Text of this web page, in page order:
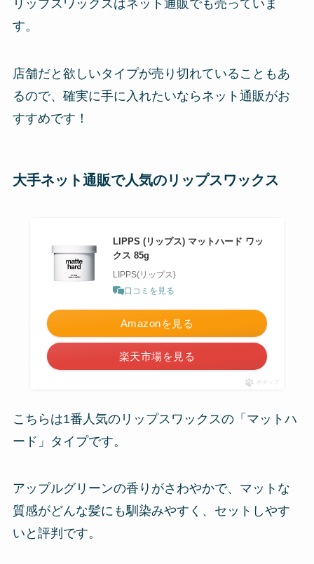
リップスワックスはネット通販でも売っていま
す。
店舗だと欲しいタイプが売り切れていることもあ
るので、確実に手に入れたいならネット通販がお
すすめです！
大手ネット通販で人気のリップスワックス
LIPPS (リップス) マットハード ワッ
クス 85g
LIPPS(リップス)
口コミを見る
Amazonを見る
楽天市場を見る
ポチップ
こちらは1番人気のリップスワックスの「マットハ
ード」タイプです。
アップルグリーンの香りがさわやかで、マットな
質感がどんな髪にも馴染みやすく、セットしやす
いと評判です。